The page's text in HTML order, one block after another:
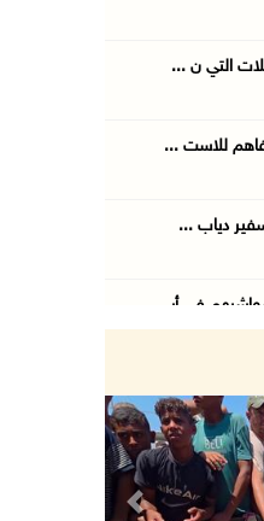
التي ن ...
للاست ...
دياب ...
في أر ...
Previous